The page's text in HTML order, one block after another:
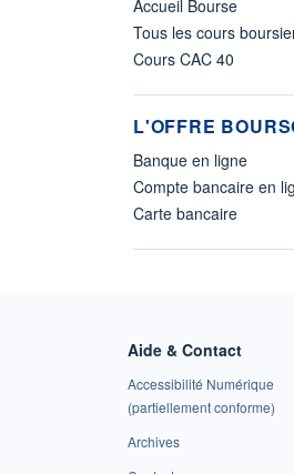
Accueil Bourse
Tous les cours
Cours CAC 40
L'OFFRE
Banque en ligne
Compte bancaire en
Carte bancaire
Aide & Contact
Accessibilité Numérique
(partiellement conforme)
Archives